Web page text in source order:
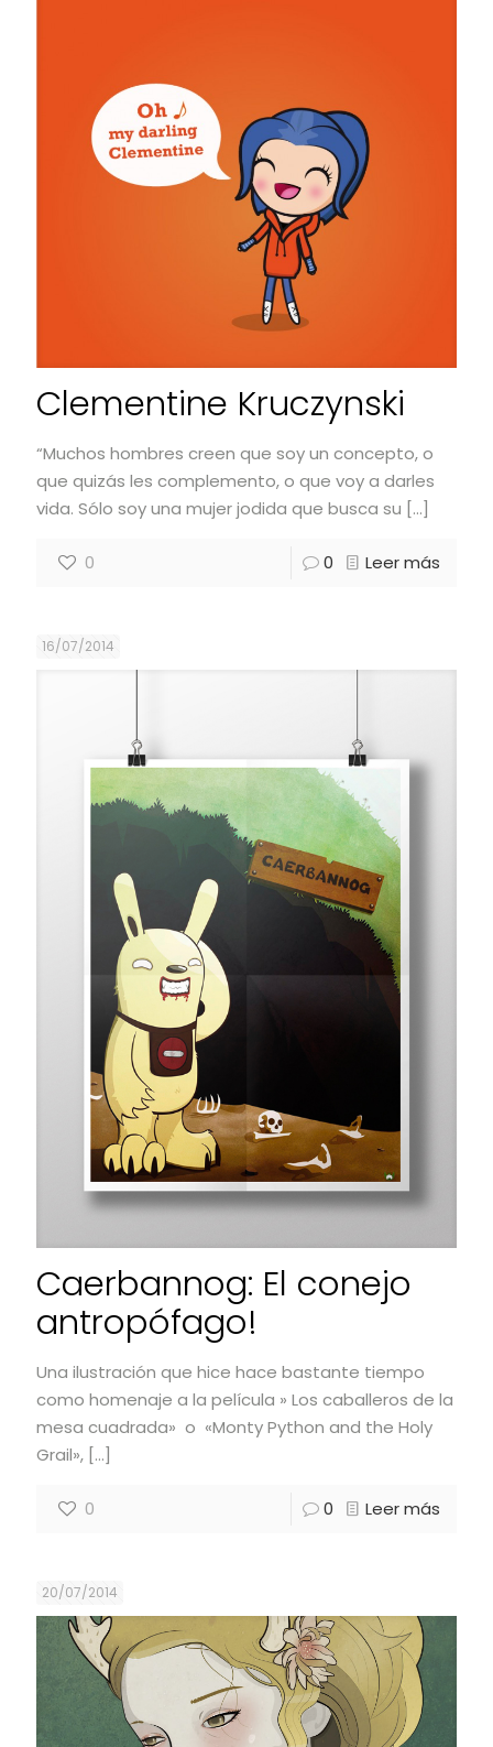
Clementine Kruczynski
“Muchos hombres creen que soy un concepto, o
que quizás les complemento, o que voy a darles
vida. Sólo soy una mujer jodida que busca su […]
0 0 Leer más
16/07/2014
Caerbannog: El conejo
antropófago!
Una ilustración que hice hace bastante tiempo
como homenaje a la película » Los caballeros de la
mesa cuadrada» o «Monty Python and the Holy
Grail», […]
0 0 Leer más
20/07/2014